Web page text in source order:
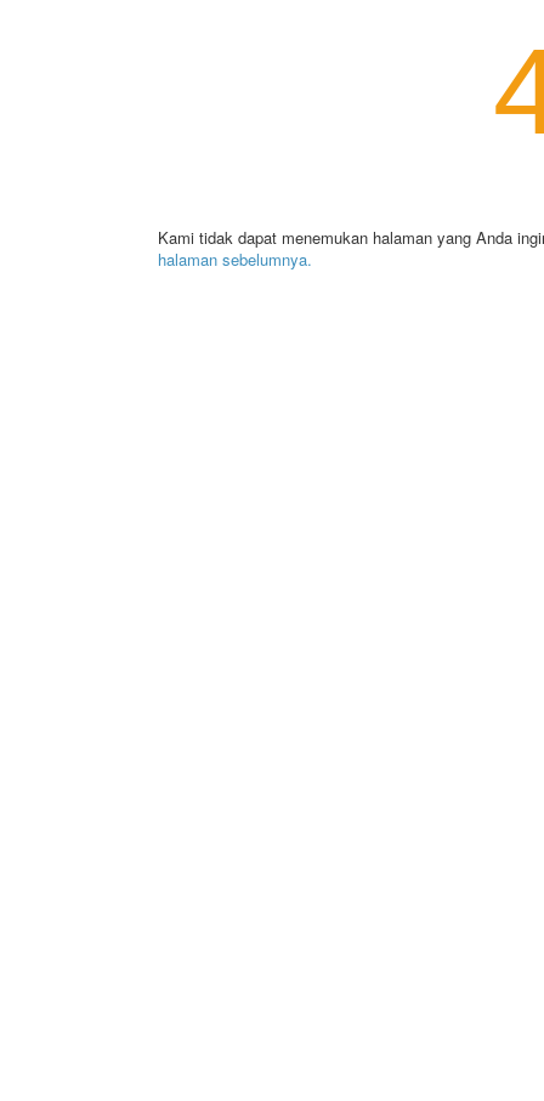
Kami tidak dapat menemukan halaman yang Anda
halaman sebelumnya.